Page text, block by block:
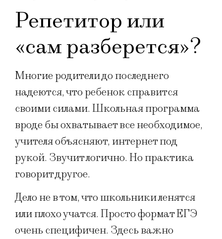
Репетитор или
«сам разберется»?
Многие родители до последнего
надеются, что ребенок справится
своими силами. Школьная программа
вроде бы охватывает всe необходимое,
учителя объясняют, интернет под
рукой. Звучит логично. Но практика
говорит другое.
Дело не в том, что школьники ленятся
или плохо учатся. Просто формат ЕГЭ
очень специфичен. Здесь важно